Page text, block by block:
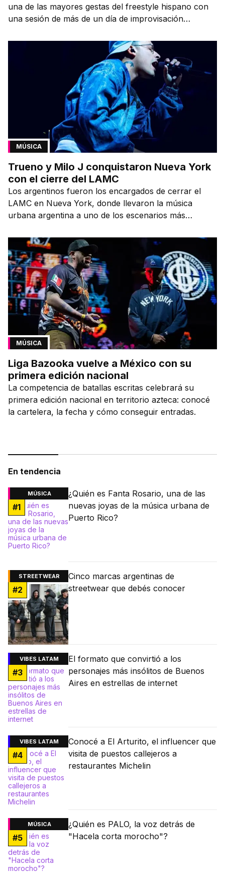
una de las mayores gestas del freestyle hispano con
una sesión de más de un día de improvisación
MÚSICA
Trueno y Milo J conquistaron Nueva York
con el cierre del LAMC
Los argentinos fueron los encargados de cerrar el
LAMC en Nueva York, donde llevaron la música
urbana argentina a uno de los escenarios más
MÚSICA
Liga Bazooka vuelve a México con su
primera edición nacional
La competencia de batallas escritas celebrará su
primera edición nacional en territorio azteca: conocé
la cartelera, la fecha y cómo conseguir entradas.
En tendencia
MÚSICA
#1
¿Quién es Fanta Rosario, una de las
nuevas joyas de la música urbana de
Puerto Rico?
STREETWEAR
#2
Cinco marcas argentinas de
streetwear que debés conocer
VIBES LATAM
#3
El formato que convirtió a los
personajes más insólitos de Buenos
Aires en estrellas de internet
VIBES LATAM
#4
Conocé a El Arturito, el influencer que
visita de puestos callejeros a
restaurantes Michelin
MÚSICA
#5
¿Quién es PALO, la voz detrás de
"Hacela corta morocho"?